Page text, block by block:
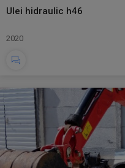
Ulei hidraulic h46
2020